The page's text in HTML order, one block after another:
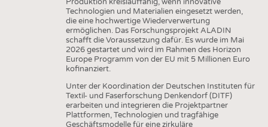
Technologien und Materialien eingesetzt werden,
die eine hochwertige Wiederverwertung
ermöglichen. Das Forschungsprojekt ALADIN
schafft die Voraussetzung dafür. Es wurde im Mai
2026 gestartet und wird im Rahmen des Horizon
Europe Programm von der EU mit 5 Millionen Euro
kofinanziert.
Unter der Koordination der Deutschen Instituten für
Textil- und Faserforschung Denkendorf (DITF)
erarbeiten und integrieren die Projektpartner
Plattformen, Technologien und tragfähige
Geschäftsmodelle für eine zirkuläre